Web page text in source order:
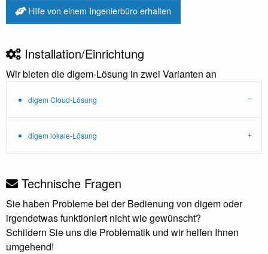
Hilfe von einem Ingenierbüro erhalten
Installation/Einrichtung
Wir bieten die digem-Lösung in zwei Varianten an
digem Cloud-Lösung
digem lokale-Lösung
Technische Fragen
Sie haben Probleme bei der Bedienung von digem oder
irgendetwas funktioniert nicht wie gewünscht?
Schildern Sie uns die Problematik und wir helfen Ihnen
umgehend!